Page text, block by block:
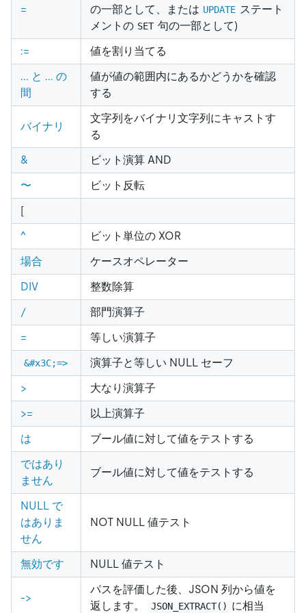
=
の一部として、または UPDATE ステート
メントの SET 句の一部として)
:=
値を割り当てる
... と ... の
間
値が値の範囲内にあるかどうかを確認
する
バイナリ
文字列をバイナリ文字列にキャストす
る
&
ビット演算 AND
〜
ビット反転
[
^
ビット単位の XOR
場合
ケースオペレーター
DIV
整数除算
/
部門演算子
=
等しい演算子
&#x3C;=>
演算子と等しい NULL セーフ
>
大なり演算子
>=
以上演算子
は
ブール値に対して値をテストする
ではあり
ません
ブール値に対して値をテストする
NULL で
はありま
せん
NOT NULL 値テスト
無効です NULL 値テスト
->
パスを評価した後、JSON 列から値を
返します。
JSON_EXTRACT() に相当